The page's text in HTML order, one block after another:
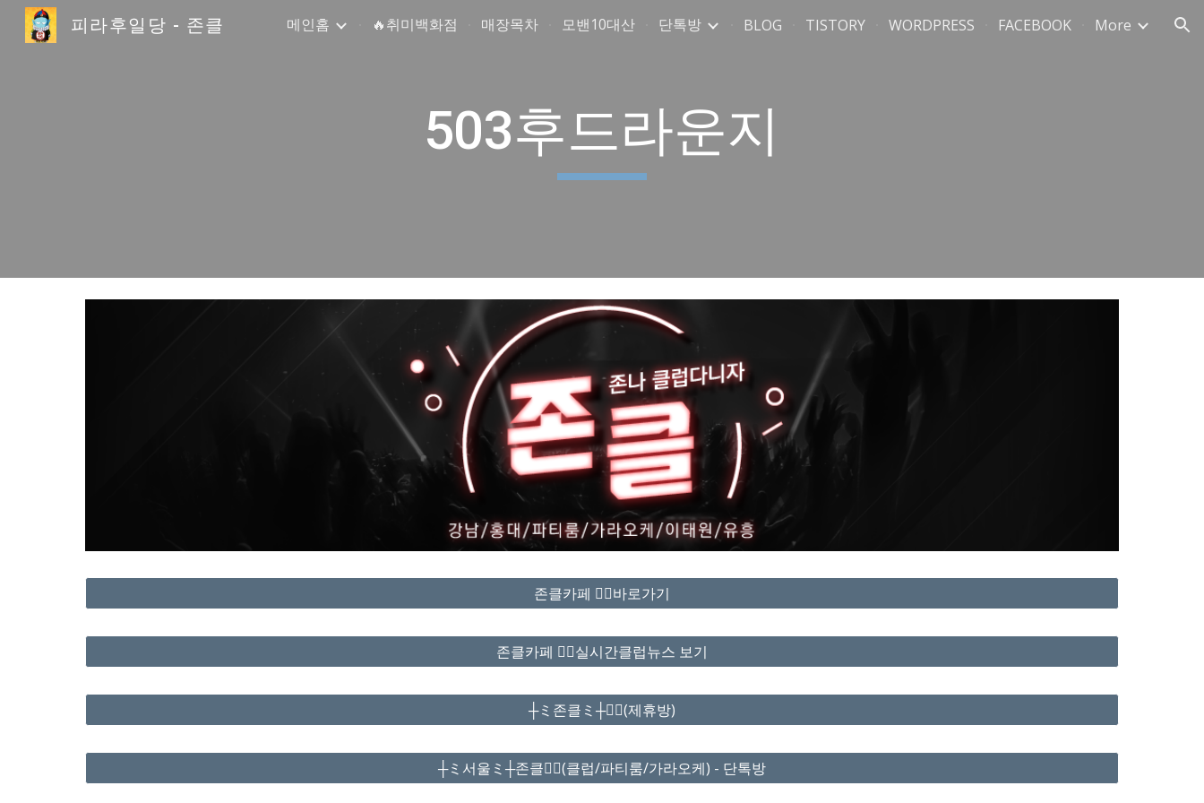
Skip to main content Skip to navigation
피라후일당 - 존클 메인홈 🔥취미백화점 매장목차 모밴10대산 단톡방 BLOG TISTORY WORDPRESS FACEBOOK More
503후드라운지
존클카페 ❤️‍🔥바로가기
존클카페 ❤️‍🔥실시간클럽뉴스 보기
┼ミ존클ミ┼❤️‍🔥(제휴방)
┼ミ서울ミ┼존클❤️‍🔥(클럽/파티룸/가라오케) - 단톡방